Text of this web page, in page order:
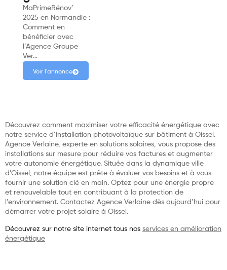
MaPrimeRénov’
2025 en Normandie :
Comment en
bénéficier avec
l’Agence Groupe
Ver…
Voir l'annonce
Découvrez comment maximiser votre efficacité énergétique avec
notre service d’Installation photovoltaïque sur bâtiment à Oissel.
Agence Verlaine, experte en solutions solaires, vous propose des
installations sur mesure pour réduire vos factures et augmenter
votre autonomie énergétique. Située dans la dynamique ville
d’Oissel, notre équipe est prête à évaluer vos besoins et à vous
fournir une solution clé en main. Optez pour une énergie propre
et renouvelable tout en contribuant à la protection de
l’environnement. Contactez Agence Verlaine dès aujourd’hui pour
démarrer votre projet solaire à Oissel.
Découvrez sur notre site internet tous nos services en amélioration
énergétique